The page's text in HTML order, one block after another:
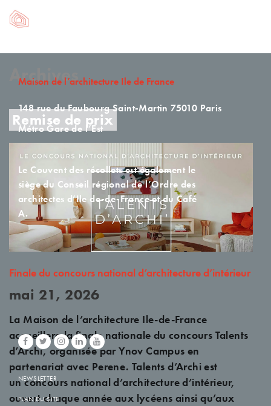
Archives
Remise de prix
Finale du concours national d’architecture d’intérieur
mai 21, 2026
La Maison de l’architecture Ile-de-France
accueillera la finale nationale du concours Talents
d’Archi, organisée par Ynov Campus en
partenariat avec Perene. Talents d’Archi est
un concours national d’architecture d’intérieur,
ouvert chaque année aux lycéens ainsi qu’aux
Maison de l’architecture Ile de France
148 rue du Faubourg Saint-Martin 75010 Paris
Métro Gare de l’Est
Le Couvent des récollets est également le
siège du Conseil régional de l’Ordre des
architectes d’Ile de-de-France et du Café
A.
NEWSLETTER
PLAN DU SITE